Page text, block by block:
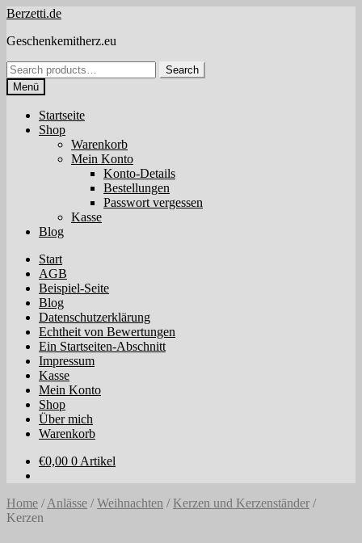
Zur
springen
Zum
springen
Berzetti.de
Geschenkemitherz.eu
Search
for:
Search
Menü
Startseite
Shop
Warenkorb
Mein Konto
Konto-Details
Bestellungen
Passwort vergessen
Kasse
Blog
Start
AGB
Beispiel-Seite
Blog
Datenschutzerklärung
Echtheit von Bewertungen
Ein Startseiten-Abschnitt
Impressum
Kasse
Mein Konto
Shop
Über mich
Warenkorb
€0,00 0 Artikel
Home /Anlässe /Weihnachten / Kerzen und Kerzenständer /
Kerzen